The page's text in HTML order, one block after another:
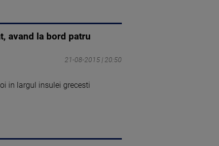
avand la bord patru
21-08-2015 | 20:50
in largul insulei grecesti